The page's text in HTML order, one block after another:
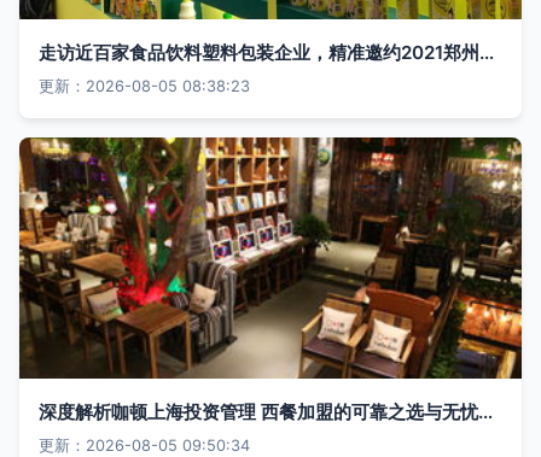
走访近百家食品饮料塑料包装企业，精准邀约2021郑州塑博会观众
更新：2026-08-05 08:38:23
深度解析咖顿上海投资管理 西餐加盟的可靠之选与无忧指南
更新：2026-08-05 09:50:34